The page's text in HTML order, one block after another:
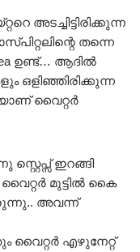
അടച്ചിട്ടിരിക്കുന്ന
തന്നെ
ഉണ്ട്… ആദിൽ
ഒളിഞ്ഞിരിക്കുന്ന
വൈറ്റർ
ഇറങ്ങി
വൈറ്റർ മുട്ടിൽ കൈ
അവന്ന്
വൈറ്റർ എഴുനേറ്റ്